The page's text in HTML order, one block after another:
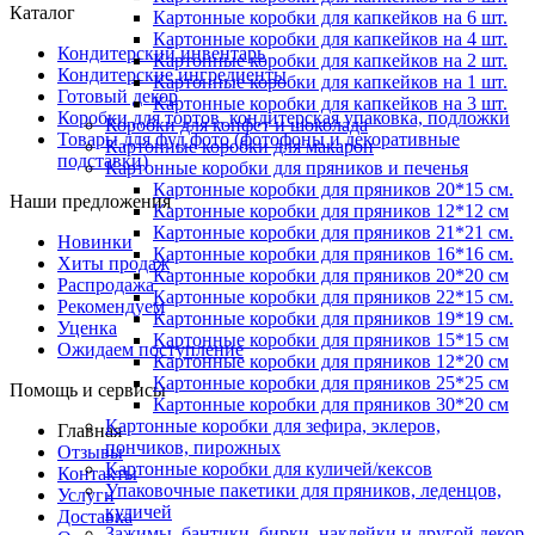
Картонные коробки для капкейков на 6 шт.
Картонные коробки для капкейков на 4 шт.
Картонные коробки для капкейков на 2 шт.
Картонные коробки для капкейков на 1 шт.
Картонные коробки для капкейков на 3 шт.
Коробки для конфет и шоколада
Картонные коробки для макарон
Картонные коробки для пряников и печенья
Картонные коробки для пряников 20*15 см.
Картонные коробки для пряников 12*12 см
Картонные коробки для пряников 21*21 см.
Картонные коробки для пряников 16*16 см.
Картонные коробки для пряников 20*20 см
Картонные коробки для пряников 22*15 см.
Картонные коробки для пряников 19*19 см.
Картонные коробки для пряников 15*15 см
Картонные коробки для пряников 12*20 см
Картонные коробки для пряников 25*25 см
Картонные коробки для пряников 30*20 см
Картонные коробки для зефира, эклеров,
пончиков, пирожных
Картонные коробки для куличей/кексов
Упаковочные пакетики для пряников, леденцов,
куличей
Каталог
Кондитерский инвентарь
Кондитерские ингредиенты
Готовый декор
Коробки для тортов, кондитерская упаковка, подложки
Товары для фуд фото (фотофоны и декоративные
подставки)
Наши предложения
Новинки
Хиты продаж
Распродажа
Рекомендуем
Уценка
Ожидаем поступление
Помощь и сервисы
Главная
Отзывы
Контакты
Услуги
Доставка